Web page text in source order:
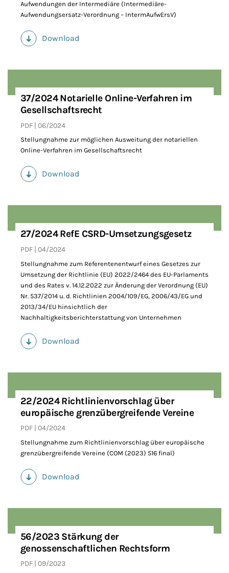
Aufwendungen der Intermediäre (Intermediäre-
Aufwendungsersatz-Verordnung – IntermAufwErsV)
Download
(PDF)
37/2024 Notarielle Online-Verfahren im
Gesellschaftsrecht
PDF 06/2024
Stellungnahme zur möglichen Ausweitung der notariellen
Online-Verfahren im Gesellschaftsrecht
Download
(PDF)
27/2024 RefE CSRD-Umsetzungsgesetz
PDF 04/2024
Stellungnahme zum Referentenentwurf eines Gesetzes zur
Umsetzung der Richtlinie (EU) 2022/2464 des EU-Parlaments
und des Rates v. 14.12.2022 zur Änderung der Verordnung (EU)
Nr. 537/2014 u. d. Richtlinien 2004/109/EG, 2006/43/EG und
2013/34/EU hinsichtlich der
Nachhaltigkeitsberichterstattung von Unternehmen
Download
(PDF)
22/2024 Richtlinienvorschlag über
europäische grenzübergreifende Vereine
PDF 04/2024
Stellungnahme zum Richtlinienvorschlag über europäische
grenzübergreifende Vereine (COM (2023) 516 final)
Download
(PDF)
56/2023 Stärkung der
genossenschaftlichen Rechtsform
PDF 09/2023